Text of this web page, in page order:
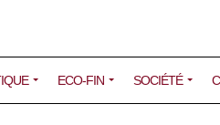
ECO-FIN SOCIÉTÉ